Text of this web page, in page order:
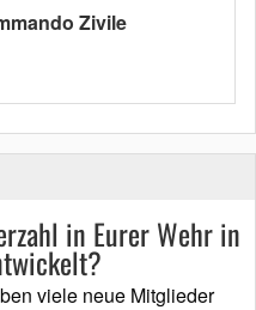
Zivile
in Eurer Wehr in
viele neue Mitglieder